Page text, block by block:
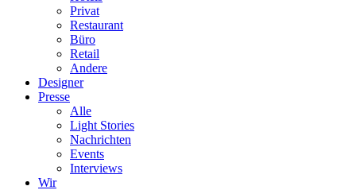
Privat
Restaurant
Büro
Retail
Andere
Designer
Presse
Alle
Light Stories
Nachrichten
Events
Interviews
Wir